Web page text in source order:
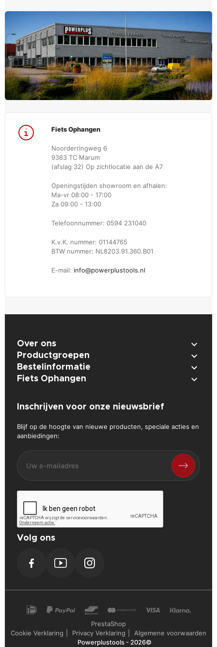
Fiets Ophangen
Noorderringweg 6
9363 TC Marum
(afslag 32) Op zichtlocatie aan de A7
Openingstijden showroom en afhalen:
Ma-vr 08:00 - 17:00
Za 09:00 - 13:00
Telefoonnummer: 0594 231040
K.v.K. nummer: 01144765
BTW nummer: NL8203.91.360.B01
E-mail: info@powerplustools.nl
Over ons 
Productgroepen 
Bestelinformatie 
Fiets Ophangen 
Inschrijven voor onze nieuwsbrief
Blijf op de hoogte van nieuwe producten, speciale acties en
aanbiedingen:
Volg ons
PrestaShop
Cookie Verklaring
Privacy Verklaring
Algemene voorwaarden
Powerplustools - 2026©